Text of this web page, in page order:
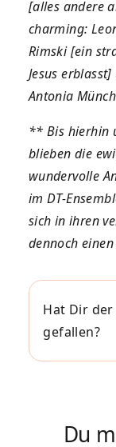
[alles andere
charming:
Rimski [ein
Jesus
Antonia
** Bis hierhin
blieben die
wundervolle
im DT-
sich in ihren
dennoch
Hat Dir
gefallen?
Du